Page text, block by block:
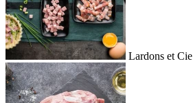
Lardons et Cie